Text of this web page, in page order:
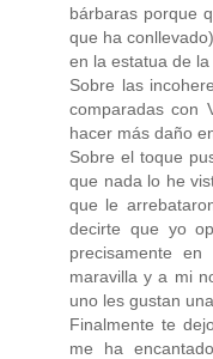
bárbaras porque
que ha
en la estatua de la
Sobre las
comparadas con
hacer más daño
Sobre el toque
que nada lo he
que le
decirte que yo
precisamente
maravilla y a mi
uno les gustan
Finalmente te
me ha